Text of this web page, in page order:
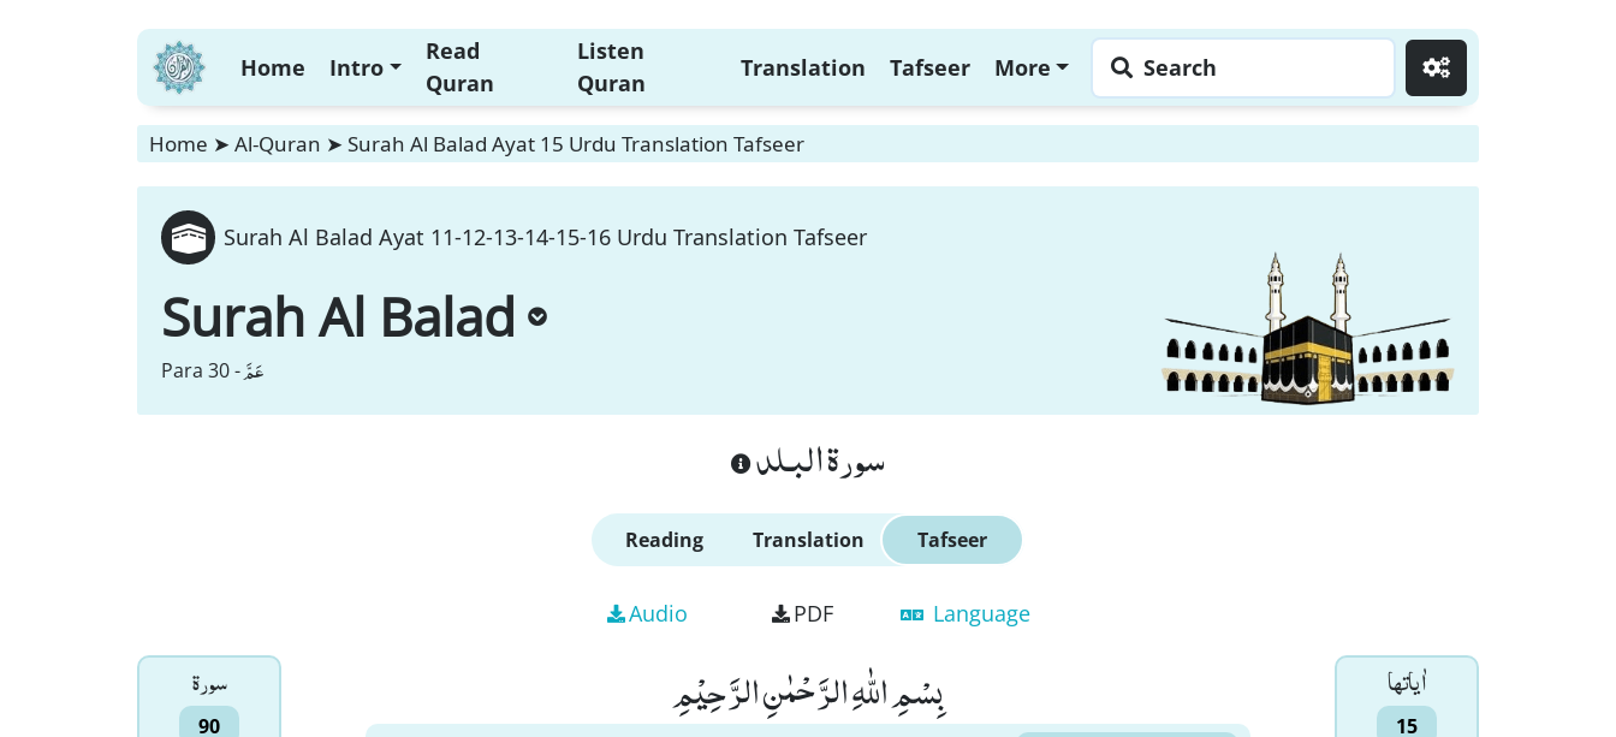
Home Intro
Read
Quran
Listen
Quran
Translation Tafseer More Search
Home ➤ Al-Quran ➤ Surah Al Balad Ayat 15 Urdu Translation Tafseer
Surah Al Balad Ayat 11-12-13-14-15-16 Urdu Translation Tafseer
Surah Al Balad
Para 30 -عَمَّ
سورة البـلد
Reading Translation Tafseer
Audio PDF Language
سورۃ
90
اٰياتها
15
بِسْمِ اللّٰهِ الرَّحْمٰنِ الرَّحِیْمِ